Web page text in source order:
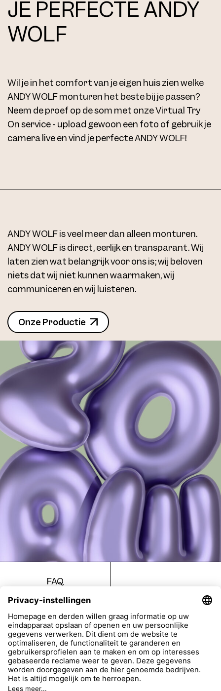
JE PERFECTE ANDY
WOLF
Wil je in het comfort van je eigen huis zien welke
ANDY WOLF monturen het beste bij je passen?
Neem de proef op de som met onze Virtual Try
On service - upload gewoon een foto of gebruik je
camera live en vind je perfecte ANDY WOLF!
ANDY WOLF is veel meer dan alleen monturen.
ANDY WOLF is direct, eerlijk en transparant. Wij
laten zien wat belangrijk voor ons is; wij beloven
niets dat wij niet kunnen waarmaken, wij
communiceren en wij luisteren.
Onze Productie
FAQ
Return
Imprint
Accessibility
Data Protection